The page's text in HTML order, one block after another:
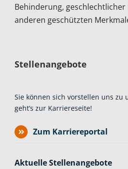
Behinderung,
anderen geschützten
Stellenangebote
Sie können sich vorstellen uns zu
geht’s zur Karriereseite!
Zum Karriereportal
Aktuelle Stellenangebote